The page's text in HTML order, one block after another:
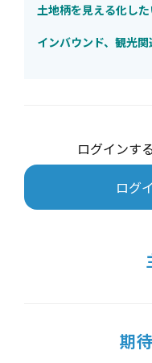
土地柄を見える化し
インバウンド、観光
ログインす
ログ
期